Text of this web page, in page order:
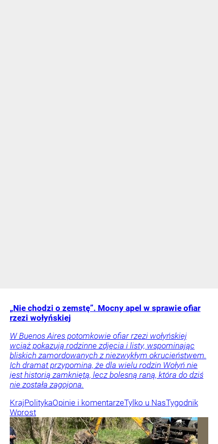
„Nie chodzi o zemstę”. Mocny apel w sprawie ofiar
rzezi wołyńskiej
W Buenos Aires potomkowie ofiar rzezi wołyńskiej
wciąż pokazują rodzinne zdjęcia i listy, wspominając
bliskich zamordowanych z niezwykłym okrucieństwem.
Ich dramat przypomina, że dla wielu rodzin Wołyń nie
jest historią zamkniętą, lecz bolesną raną, która do dziś
nie została zagojona.
KrajPolitykaOpinie i komentarzeTylko u NasTygodnik
Wprost